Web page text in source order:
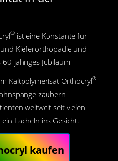
® ist eine Konstante für
Kieferorthopädie und
jähriges Jubiläum.
Kaltpolymerisat Orthocryl®
zaubern
weltweit seit vielen
Lächeln ins Gesicht.
kaufen